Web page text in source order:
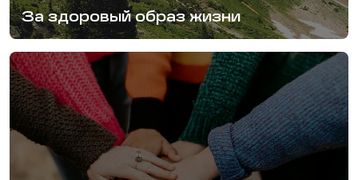
За здоровый образ жизни